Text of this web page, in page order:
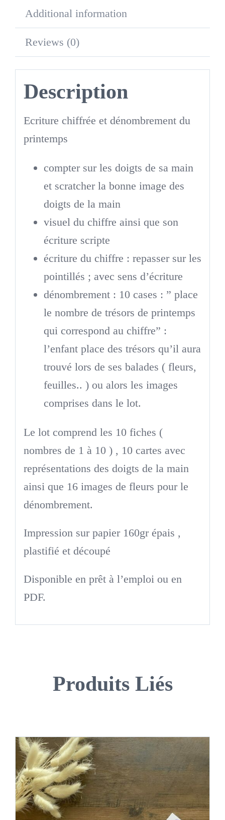
Additional information
Reviews (0)
Description
Ecriture chiffrée et dénombrement du
printemps
compter sur les doigts de sa main
et scratcher la bonne image des
doigts de la main
visuel du chiffre ainsi que son
écriture scripte
écriture du chiffre : repasser sur les
pointillés ; avec sens d’écriture
dénombrement : 10 cases : ” place
le nombre de trésors de printemps
qui correspond au chiffre” :
l’enfant place des trésors qu’il aura
trouvé lors de ses balades ( fleurs,
feuilles.. ) ou alors les images
comprises dans le lot.
Le lot comprend les 10 fiches (
nombres de 1 à 10 ) , 10 cartes avec
représentations des doigts de la main
ainsi que 16 images de fleurs pour le
dénombrement.
Impression sur papier 160gr épais ,
plastifié et découpé
Disponible en prêt à l’emploi ou en
PDF.
Produits Liés